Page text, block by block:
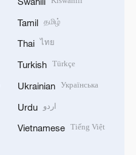
Tamil தமிழ்
Thai ไทย
Turkish Türkçe
Ukrainian Українська
Urdu اردو
Vietnamese Tiếng Việt